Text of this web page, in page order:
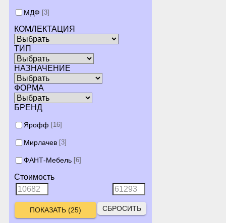
МДФ [3]
КОМЛЕКТАЦИЯ
ТИП
НАЗНАЧЕНИЕ
ФОРМА
БРЕНД
Ярофф [16]
Мирлачев [3]
ФАНТ-Мебель [6]
Стоимость
СБРОСИТЬ